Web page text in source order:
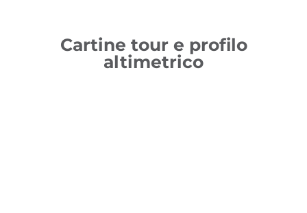
Cartine tour e profilo
altimetrico